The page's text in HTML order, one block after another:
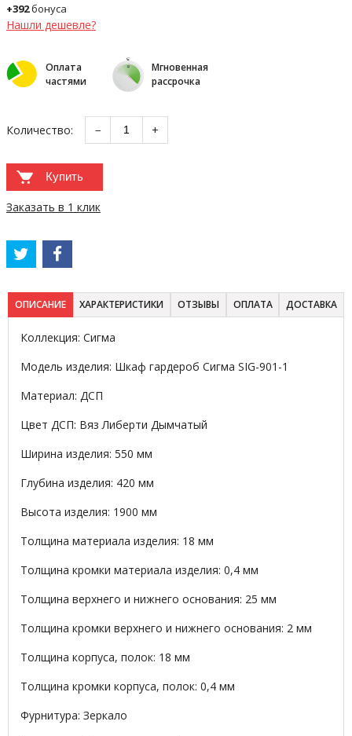
+392бонуса
Нашли дешевле?
Оплата
частями
Мгновенная
рассрочка
Количество: − +
Купить
Заказать в 1 клик
ОПИСАНИЕ ХАРАКТЕРИСТИКИ ОТЗЫВЫ ОПЛАТА ДОСТАВКА
Коллекция: Сигма
Модель изделия: Шкаф гардероб Сигма SIG-901-1
Материал: ДСП
Цвет ДСП: Вяз Либерти Дымчатый
Ширина изделия: 550 мм
Глубина изделия: 420 мм
Высота изделия: 1900 мм
Толщина материала изделия: 18 мм
Толщина кромки материала изделия: 0,4 мм
Толщина верхнего и нижнего основания: 25 мм
Толщина кромки верхнего и нижнего основания: 2 мм
Толщина корпуса, полок: 18 мм
Толщина кромки корпуса, полок: 0,4 мм
Фурнитура: Зеркало